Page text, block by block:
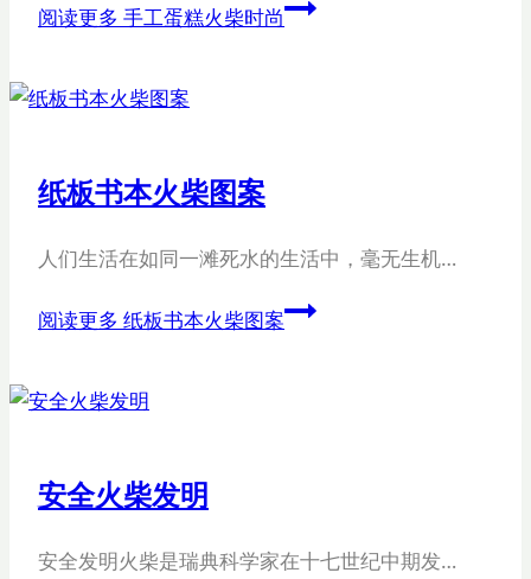
阅读更多 手工蛋糕火柴时尚
纸板书本火柴图案
人们生活在如同一滩死水的生活中，毫无生机…
阅读更多 纸板书本火柴图案
安全火柴发明
安全发明火柴是瑞典科学家在十七世纪中期发…